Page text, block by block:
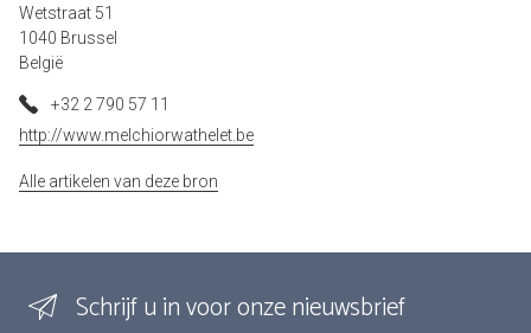
Wetstraat 51
1040 Brussel
België
+32 2 790 57 11
http://www.melchiorwathelet.be
Alle artikelen van deze bron
Schrijf u in voor onze nieuwsbrief